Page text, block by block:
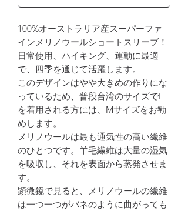
100%オーストラリア産スーパーファ
インメリノウールショートスリーブ！
日常使用、ハイキング、運動に最適
で、四季を通じて活躍します。
このデザインはやや大きめの作りにな
っているため、普段台湾のサイズでL
を着用される方には、Mサイズをお勧
めします。
メリノウールは最も通気性の高い繊維
のひとつです。羊毛繊維は大量の湿気
を吸収し、それを表面から蒸発させま
す。
顕微鏡で見ると、メリノウールの繊維
は一つ一つがバネのように曲がっても